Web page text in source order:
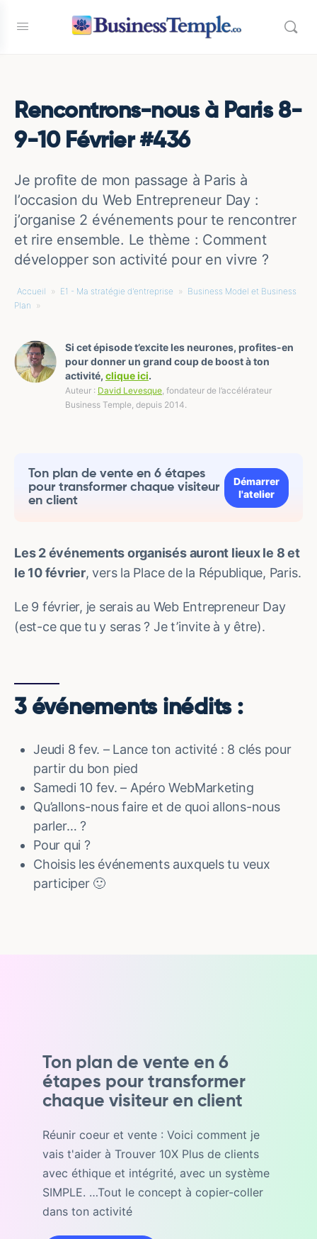
Rencontrons-nous à Paris 8-
9-10 Février #436
Je profite de mon passage à Paris à
l’occasion du Web Entrepreneur Day :
j’organise 2 événements pour te rencontrer
et rire ensemble. Le thème : Comment
développer son activité pour en vivre ?
Accueil » E1 - Ma stratégie d'entreprise » Business Model et Business
Plan »
Si cet épisode t’excite les neurones, profites-en
pour donner un grand coup de boost à ton
activité, clique ici.
Auteur : David Levesque, fondateur de l’accélérateur
Business Temple, depuis 2014.
Ton plan de vente en 6 étapes
pour transformer chaque visiteur
en client
Démarrer
l'atelier
Les 2 événements organisés auront lieux le 8 et
le 10 février, vers la Place de la République, Paris.
Le 9 février, je serais au Web Entrepreneur Day
(est-ce que tu y seras ? Je t’invite à y être).
3 événements inédits :
Jeudi 8 fev. – Lance ton activité : 8 clés pour
partir du bon pied
Samedi 10 fev. – Apéro WebMarketing
Qu’allons-nous faire et de quoi allons-nous
parler… ?
Pour qui ?
Choisis les événements auxquels tu veux
participer 🙂
Ton plan de vente en 6
étapes pour transformer
chaque visiteur en client
Réunir coeur et vente : Voici comment je
vais t'aider à Trouver 10X Plus de clients
avec éthique et intégrité, avec un système
SIMPLE. …Tout le concept à copier-coller
dans ton activité